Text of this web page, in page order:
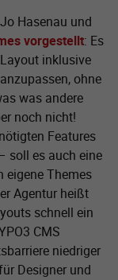
Hasenau und
vorgestellt: Es
inklusive
ohne
was andere
noch nicht!
Features
soll es auch eine
eigene Themes
Agentur heißt
schnell ein
CMS
niedriger
Designer und